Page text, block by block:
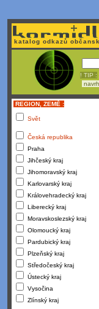
katalog odkazů
! TIP :
REGION, ZEMĚ :
Svět
Česká republika
Praha
Jihčeský kraj
Jihomoravský kraj
Karlovarský kraj
Královehradecký kraj
Liberecký kraj
Moravskoslezský kraj
Olomoucký kraj
Pardubický kraj
Plzeňský kraj
Středočeský kraj
Ústecký kraj
Vysočina
Zlínský kraj